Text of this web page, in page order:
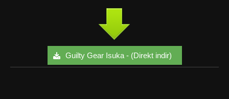
Guilty Gear Isuka - (Direkt indir)